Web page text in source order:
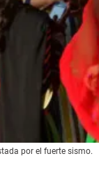
por el fuerte sismo.